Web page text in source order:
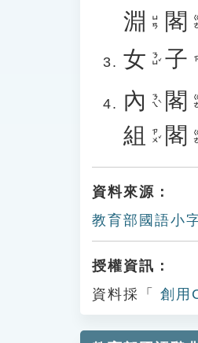
淵 ㄩㄢ 閣 ㄍ
女 ㄋㄩˇ 子
內 ㄋㄟˋ 閣 ㄍ
組 ㄗㄨˇ 閣 ㄍ
資料來源：
教育部國語小
授權資訊：
資料採「
創用